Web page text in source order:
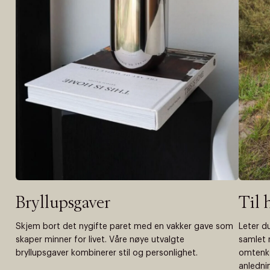
Bryllupsgaver
Skjem bort det nygifte paret med en vakker gave som
skaper minner for livet. Våre nøye utvalgte
bryllupsgaver kombinerer stil og personlighet.
Til
Leter
samlet